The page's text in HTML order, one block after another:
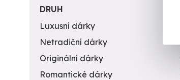
DRUH
Luxusní dárky
Netradiční dárky
Originální dárky
Romantické dárky